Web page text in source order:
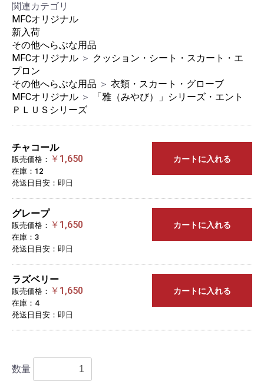
関連カテゴリ
MFCオリジナル
新入荷
その他へらぶな用品
MFCオリジナル ＞ クッション・シート・スカート・エ
プロン
その他へらぶな用品 ＞ 衣類・スカート・グローブ
MFCオリジナル ＞
「雅（みやび）」シリーズ・エント
ＰＬＵＳシリーズ
チャコール
販売価格： ￥1,650
在庫：12
発送日目安：即日
カートに入れる
グレープ
販売価格： ￥1,650
在庫：3
発送日目安：即日
カートに入れる
ラズベリー
販売価格： ￥1,650
在庫：4
発送日目安：即日
カートに入れる
数量